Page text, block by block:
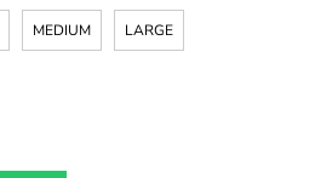
MEDIUM LARGE